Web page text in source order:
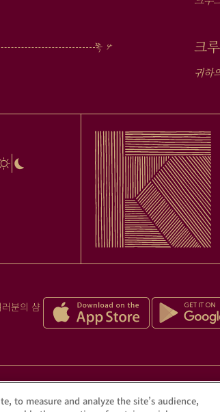
크
귀
분의 샴
to measure and analyze the site’s audience,